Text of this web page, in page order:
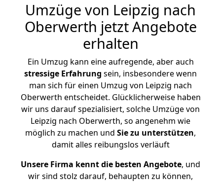
Umzüge von Leipzig nach
Oberwerth jetzt Angebote
erhalten
Ein Umzug kann eine aufregende, aber auch
stressige Erfahrung sein, insbesondere wenn
man sich für einen Umzug von Leipzig nach
Oberwerth entscheidet. Glücklicherweise haben
wir uns darauf spezialisiert, solche Umzüge von
Leipzig nach Oberwerth, so angenehm wie
möglich zu machen und Sie zu unterstützen,
damit alles reibungslos verläuft
Unsere Firma kennt die besten Angebote, und
wir sind stolz darauf, behaupten zu können,